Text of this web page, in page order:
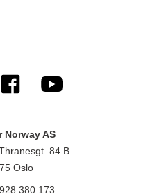
Norway AS
84 B
Oslo
380 173